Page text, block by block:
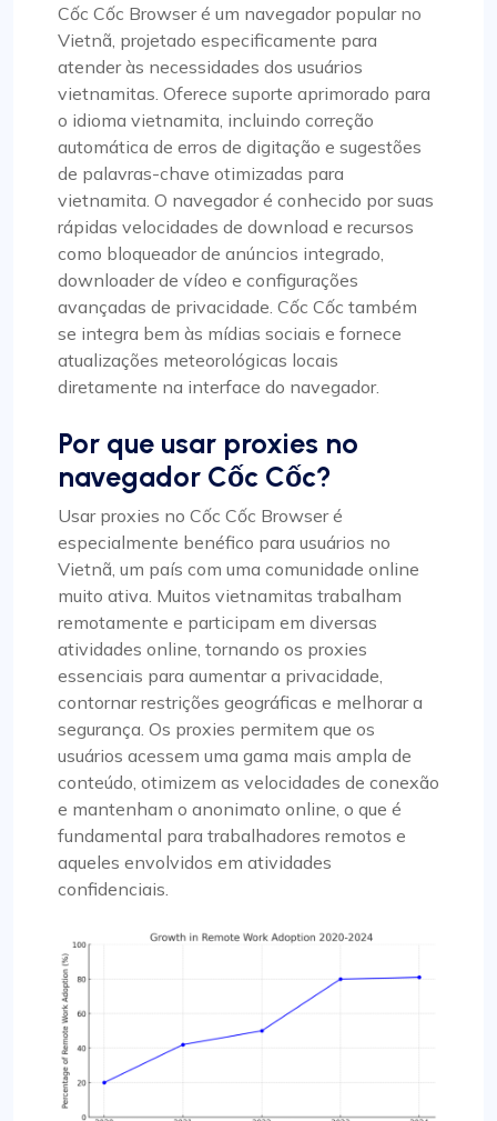
Cốc Cốc Browser é um navegador popular no
Vietnã, projetado especificamente para
atender às necessidades dos usuários
vietnamitas. Oferece suporte aprimorado para
o idioma vietnamita, incluindo correção
automática de erros de digitação e sugestões
de palavras-chave otimizadas para
vietnamita. O navegador é conhecido por suas
rápidas velocidades de download e recursos
como bloqueador de anúncios integrado,
downloader de vídeo e configurações
avançadas de privacidade. Cốc Cốc também
se integra bem às mídias sociais e fornece
atualizações meteorológicas locais
diretamente na interface do navegador.
Por que usar proxies no
navegador Cốc Cốc?
Usar proxies no Cốc Cốc Browser é
especialmente benéfico para usuários no
Vietnã, um país com uma comunidade online
muito ativa. Muitos vietnamitas trabalham
remotamente e participam em diversas
atividades online, tornando os proxies
essenciais para aumentar a privacidade,
contornar restrições geográficas e melhorar a
segurança. Os proxies permitem que os
usuários acessem uma gama mais ampla de
conteúdo, otimizem as velocidades de conexão
e mantenham o anonimato online, o que é
fundamental para trabalhadores remotos e
aqueles envolvidos em atividades
confidenciais.